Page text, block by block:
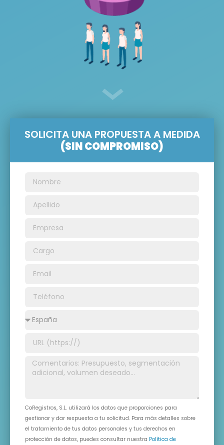
SOLICITA UNA PROPUESTA A MEDIDA
(SIN COMPROMISO)
CoRegistros, S.L. utilizará los datos que proporciones para
gestionar y dar respuesta a tu solicitud. Para más detalles sobre
el tratamiento de tus datos personales y tus derechos en
protección de datos, puedes consultar nuestra Política de